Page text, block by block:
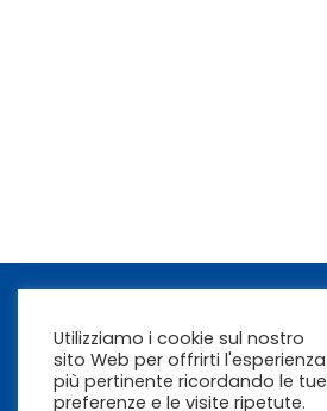
Utilizziamo i cookie sul nostro
sito Web per offrirti l'esperienza
più pertinente ricordando le tue
preferenze e le visite ripetute.